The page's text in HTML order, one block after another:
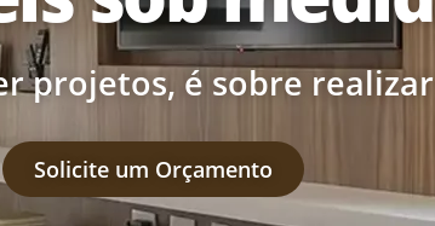
projetos, é sobre
Solicite um Orçamento